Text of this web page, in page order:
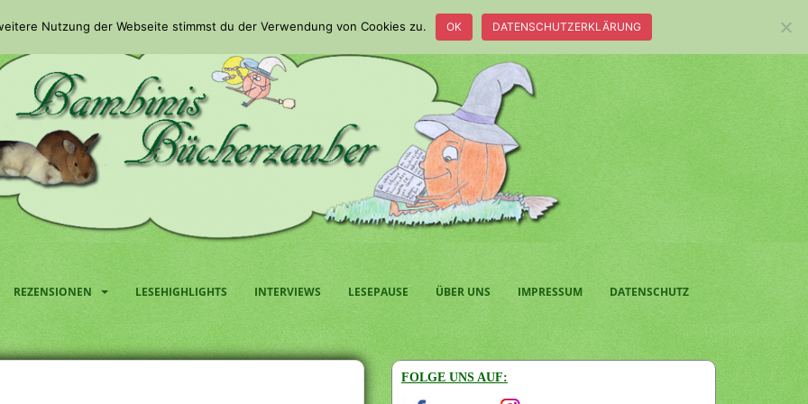
REZENSIONEN LESEHIGHLIGHTS INTERVIEWS LESEPAUSE ÜBER UNS IMPRESSUM DATENSCHUTZ
FOLGE UNS AUF:
Nutzung der Webseite stimmst du der Verwendung von Cookies zu. OK DATENSCHUTZERKLÄRUNG